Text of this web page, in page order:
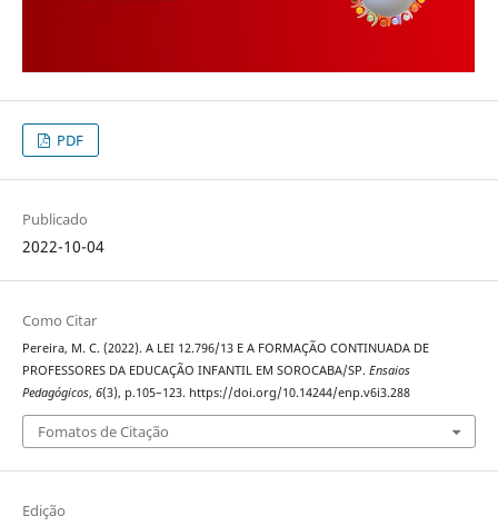
PDF
Publicado
2022-10-04
Como Citar
Pereira, M. C. (2022). A LEI 12.796/13 E A FORMAÇÃO CONTINUADA DE
PROFESSORES DA EDUCAÇÃO INFANTIL EM SOROCABA/SP. Ensaios
Pedagógicos, 6(3), p.105–123. https://doi.org/10.14244/enp.v6i3.288
Fomatos de Citação
Edição